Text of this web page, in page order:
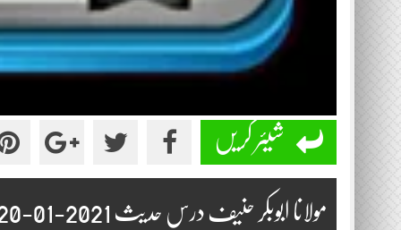
شیئر کریں
مولانا ابوبکر حنیف درس حدیث 2021-01-20